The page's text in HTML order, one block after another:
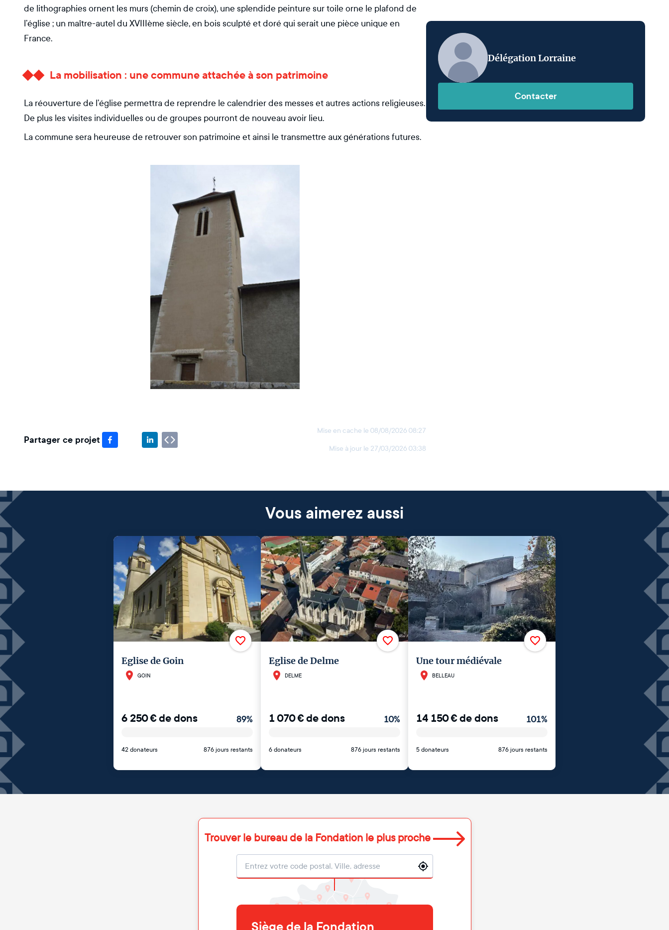
de lithographies ornent les murs (chemin de croix), une splendide peinture sur toile orne le plafond de
l’église ; un maître-autel du XVIIIème siècle, en bois sculpté et doré qui serait une pièce unique en
France.
La mobilisation : une commune attachée à son patrimoine
La réouverture de l’église permettra de reprendre le calendrier des messes et autres actions religieuses.
De plus les visites individuelles ou de groupes pourront de nouveau avoir lieu.
La commune sera heureuse de retrouver son patrimoine et ainsi le transmettre aux générations futures.
Partager ce projet
Mise en cache le 08/08/2026 08:27
Mise à jour le 27/03/2026 03:38
Délégation Lorraine
Contacter
Vous aimerez aussi
Eglise de Goin
GOIN
6 250€de dons 89%
42 donateurs 876 jours restants
Eglise de Delme
DELME
1 070€de dons 10%
6 donateurs 876 jours restants
Une tour médiévale
BELLEAU
14 150€de dons 101%
5 donateurs 876 jours restants
Trouver le bureau de la Fondation le plus proche
Localisation